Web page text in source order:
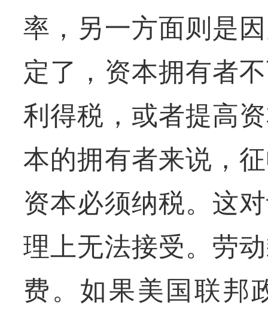
率，另一方面则是
定了，资本拥有者
利得税，或者提高
本的拥有者来说，
资本必须纳税。这
理上无法接受。劳
费。如果美国联邦